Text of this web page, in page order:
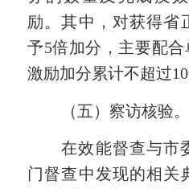
励。其中， 对获得省
予5倍加分 ，主要配
激励加分累计不超过10
（五）察访核验
在效能督查与市
门督查中发现的相关